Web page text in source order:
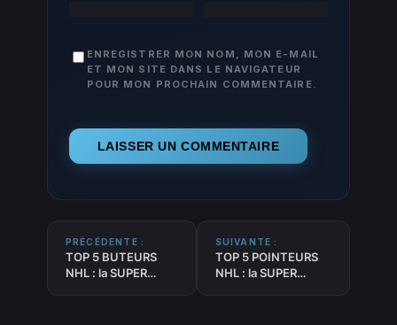
ENREGISTRER MON NOM, MON E-MAIL
ET MON SITE DANS LE NAVIGATEUR
POUR MON PROCHAIN COMMENTAIRE.
PRÉCÉDENTE :
TOP 5 BUTEURS
NHL : la SUPER
SUIVANTE :
TOP 5 POINTEURS
NHL : la SUPER